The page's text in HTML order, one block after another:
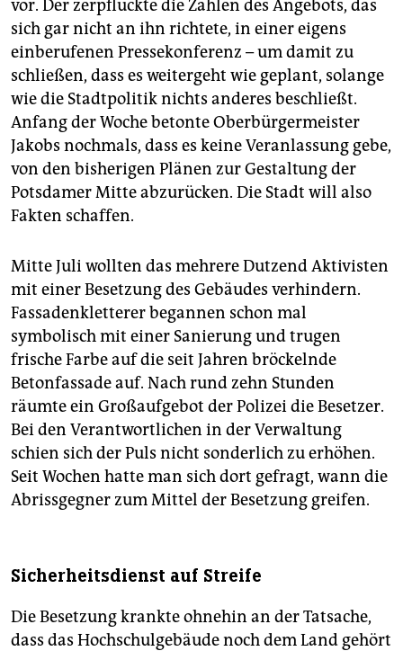
vor. Der zerpflückte die Zahlen des Angebots, das
sich gar nicht an ihn richtete, in einer eigens
einberufenen Pressekonferenz – um damit zu
schließen, dass es weitergeht wie geplant, solange
wie die Stadtpolitik nichts anderes beschließt.
Anfang der Woche betonte Oberbürgermeister
Jakobs nochmals, dass es keine Veranlassung gebe,
von den bisherigen Plänen zur Gestaltung der
Potsdamer Mitte abzurücken. Die Stadt will also
Fakten schaffen.
Mitte Juli wollten das mehrere Dutzend Aktivisten
mit einer Besetzung des Gebäudes verhindern.
Fassadenkletterer begannen schon mal
symbolisch mit einer Sanierung und trugen
frische Farbe auf die seit Jahren bröckelnde
Betonfassade auf. Nach rund zehn Stunden
räumte ein Großaufgebot der Polizei die Besetzer.
Bei den Verantwortlichen in der Verwaltung
schien sich der Puls nicht sonderlich zu erhöhen.
Seit Wochen hatte man sich dort gefragt, wann die
Abrissgegner zum Mittel der Besetzung greifen.
Sicherheitsdienst auf Streife
Die Besetzung krankte ohnehin an der Tatsache,
dass das Hochschulgebäude noch dem Land gehört